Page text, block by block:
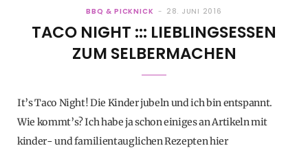
BBQ & PICKNICK 28. JUNI 2016
TACO NIGHT ::: LIEBLINGSESSEN
ZUM SELBERMACHEN
It’s Taco Night! Die Kinder jubeln und ich bin entspannt.
Wie kommt’s? Ich habe ja schon einiges an Artikeln mit
kinder- und familientauglichen Rezepten hier